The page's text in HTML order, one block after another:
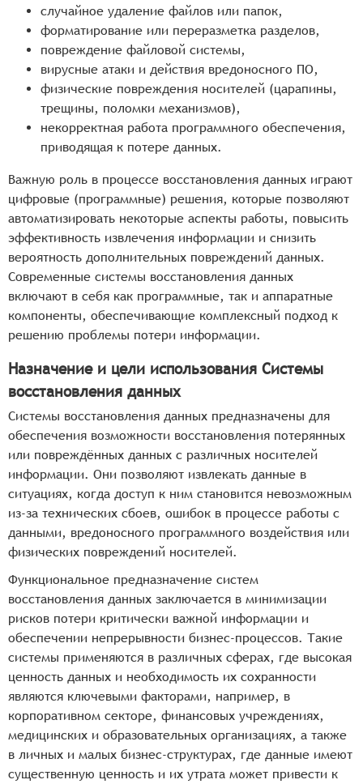
случайное удаление файлов или папок,
форматирование или переразметка разделов,
повреждение файловой системы,
вирусные атаки и действия вредоносного ПО,
физические повреждения носителей (царапины,
трещины, поломки механизмов),
некорректная работа программного обеспечения,
приводящая к потере данных.
Важную роль в процессе восстановления данных играют
цифровые (программные) решения, которые позволяют
автоматизировать некоторые аспекты работы, повысить
эффективность извлечения информации и снизить
вероятность дополнительных повреждений данных.
Современные системы восстановления данных
включают в себя как программные, так и аппаратные
компоненты, обеспечивающие комплексный подход к
решению проблемы потери информации.
Назначение и цели использования Системы
восстановления данных
Системы восстановления данных предназначены для
обеспечения возможности восстановления потерянных
или повреждённых данных с различных носителей
информации. Они позволяют извлекать данные в
ситуациях, когда доступ к ним становится невозможным
из-за технических сбоев, ошибок в процессе работы с
данными, вредоносного программного воздействия или
физических повреждений носителей.
Функциональное предназначение систем
восстановления данных заключается в минимизации
рисков потери критически важной информации и
обеспечении непрерывности бизнес-процессов. Такие
системы применяются в различных сферах, где высокая
ценность данных и необходимость их сохранности
являются ключевыми факторами, например, в
корпоративном секторе, финансовых учреждениях,
медицинских и образовательных организациях, а также
в личных и малых бизнес-структурах, где данные имеют
существенную ценность и их утрата может привести к